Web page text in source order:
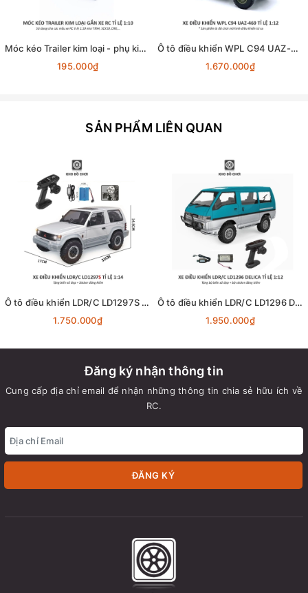
Móc kéo Trailer kim loại - phụ kiện lắp cho xe RC tỉ lệ 1:10
195.000₫
Ô tô điều khiển WPL C94 UAZ-469 4x4 1:12 - RTR [TẶNG BIỂN + STICKER]
1.670.000₫
SẢN PHẨM LIÊN QUAN
Ô tô điều khiển LDR/C LD1297S Pajero Offroad 4x4 1:14 - RTR [TẶNG BIỂN SỐ]
1.750.000₫
Ô tô điều khiển LDR/C LD1296 Delica MPV 4x4 1:12 - RTR [TẶNG BIỂN SỐ]
1.950.000₫
Đăng ký nhận thông tin
Cung cấp địa chỉ email để nhận những thông tin chia sẻ hữu ích về
RC.
ĐĂNG KÝ